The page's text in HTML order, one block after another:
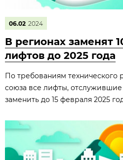
06.02 2024
В регионах заменят
лифтов до 2025 года
По требованиям технического
союза все лифты, отслужившие
заменить до 15 февраля 2025